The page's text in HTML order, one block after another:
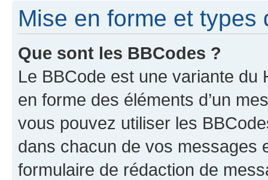
Mise en forme et types
Que sont les BBCodes ?
Le BBCode est une variante du
en forme des éléments d’un
vous pouvez utiliser les
dans chacun de vos messages
formulaire de rédaction de